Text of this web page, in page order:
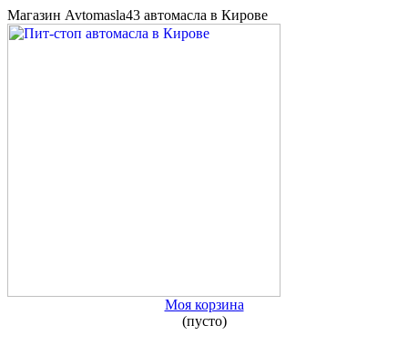
Магазин Avtomasla43 автомасла в Кирове
Моя корзина
(пусто)